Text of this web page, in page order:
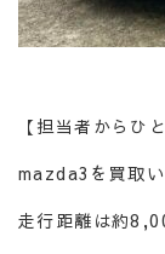
【担当者からひ
mazda3を買取い
走行距離は約